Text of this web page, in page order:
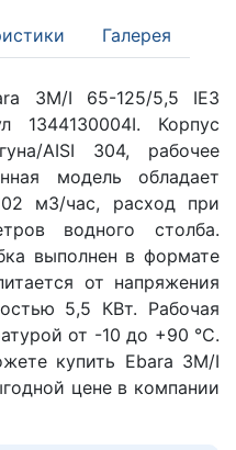
Галерея
3M/I 65-125/5,5 IE3
1344130004I. Корпус
AISI 304, рабочее
модель обладает
м3/час, расход при
водного столба.
выполнен в формате
от напряжения
5,5 КВт. Рабочая
от -10 до +90 °C.
купить Ebara 3M/I
цене в компании